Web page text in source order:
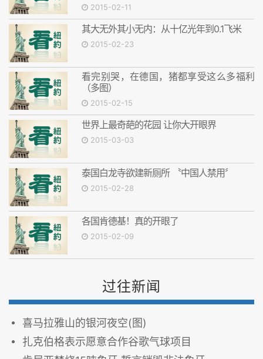
2015-02-11
其大无外其小无内：从十亿光年到0.1飞米
2015-02-23
看完别哭，在德国，猪都享受这么多福利
（多图）
2015-02-15
世界上最奇葩的花园 让你大开眼界
2015-03-03
泰国白龙寺欲建新厕所 〝中国人禁用〞
2015-02-28
各国肯德基！真的开眼了
2015-02-09
过往新闻
喜马拉雅山的银河夜空(图)
扎克伯格表示愿意合作谷歌气球项目